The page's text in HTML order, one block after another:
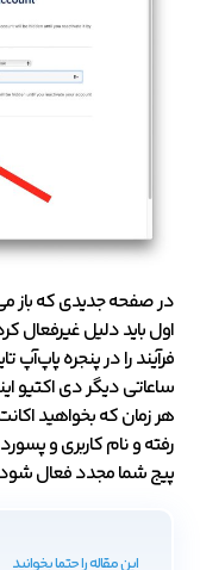
در صفحه جدیدی که باز
اول باید دلیل غیرفعال
فرآیند را در پنجره
ساعاتی دیگر دی اکتیو
هر زمان که بخواهید
رفته و نام کاربری و
پیج شما مجدد فعال
این مقاله را حتما بخوانید